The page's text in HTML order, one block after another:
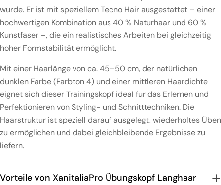
wurde. Er ist mit speziellem Tecno Hair ausgestattet – einer
hochwertigen Kombination aus 40 % Naturhaar und 60 %
Kunstfaser –, die ein realistisches Arbeiten bei gleichzeitig
hoher Formstabilität ermöglicht.
Mit einer Haarlänge von ca. 45–50 cm, der natürlichen
dunklen Farbe (Farbton 4) und einer mittleren Haardichte
eignet sich dieser Trainingskopf ideal für das Erlernen und
Perfektionieren von Styling- und Schnitttechniken. Die
Haarstruktur ist speziell darauf ausgelegt, wiederholtes Üben
zu ermöglichen und dabei gleichbleibende Ergebnisse zu
liefern.
Vorteile von XanitaliaPro Übungskopf Langhaar